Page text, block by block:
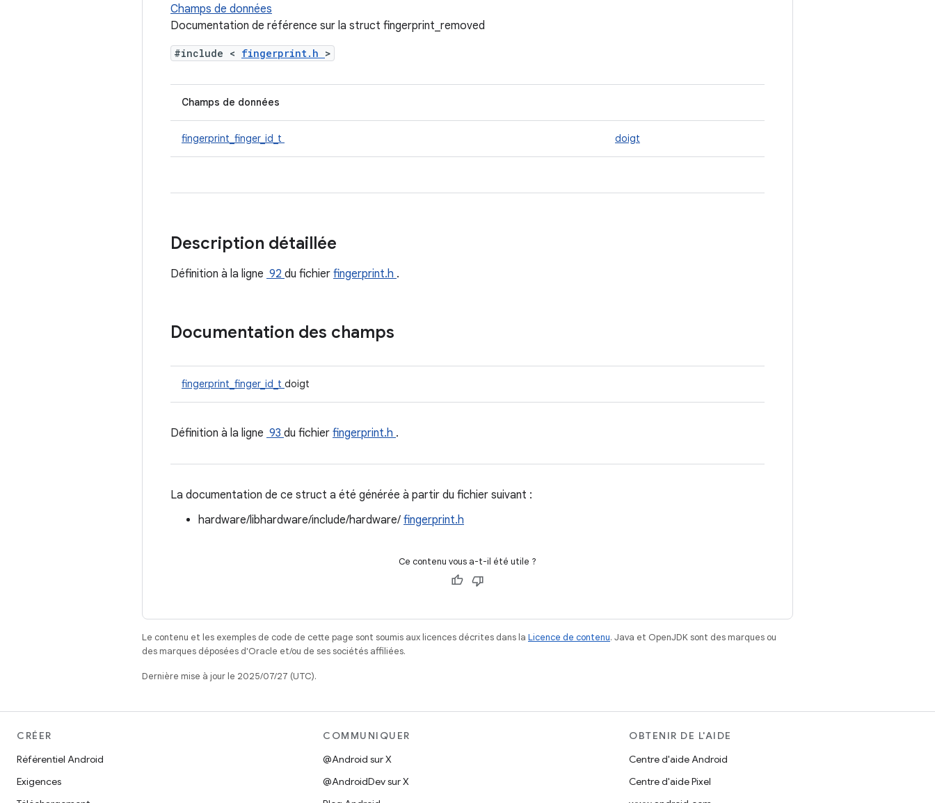
Champs de données
Documentation de référence sur la struct fingerprint_removed
#include < fingerprint.h >
Champs de données
fingerprint_finger_id_t doigt
Description détaillée
Définition à la ligne 92 du fichier fingerprint.h .
Documentation des champs
fingerprint_finger_id_t doigt
Définition à la ligne 93 du fichier fingerprint.h .
La documentation de ce struct a été générée à partir du fichier suivant :
hardware/libhardware/include/hardware/ fingerprint.h
Ce contenu vous a-t-il été utile ?
Le contenu et les exemples de code de cette page sont soumis aux licences décrites dans la Licence de contenu. Java et OpenJDK sont des marques ou
des marques déposées d'Oracle et/ou de ses sociétés affiliées.
Dernière mise à jour le 2025/07/27 (UTC).
CRÉER
Référentiel Android
Exigences
COMMUNIQUER
@Android sur X
@AndroidDev sur X
OBTENIR DE L'AIDE
Centre d'aide Android
Centre d'aide Pixel